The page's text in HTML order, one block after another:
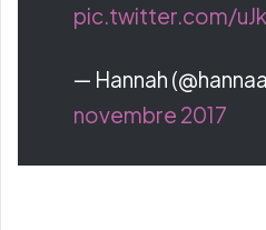
pic.twitter.com/
— Hannah
novembre 2017